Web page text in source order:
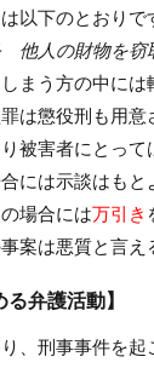
以下のとおりで
他人の財物を窃
まう方の中には
は懲役刑も用意
被害者にとっ
には示談はも
場合には万引き
案は悪質と言
る弁護活動】
、刑事事件を